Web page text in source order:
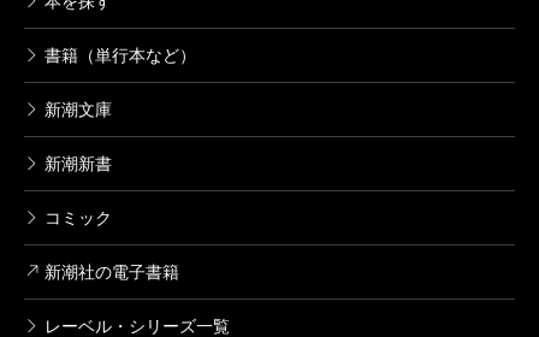
書籍（単行本など）
新潮文庫
新潮新書
コミック
新潮社の電子書籍
レーベル・シリーズ一覧